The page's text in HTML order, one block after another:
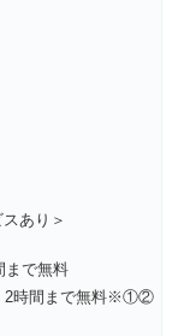
あり＞
まで無料
2時間まで無料※①②